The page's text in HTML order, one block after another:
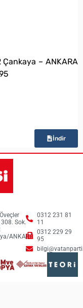
Çankaya – ANKARA
İndir
Sok.
ANKARA
0312 231 81
11
0312 229 29
95